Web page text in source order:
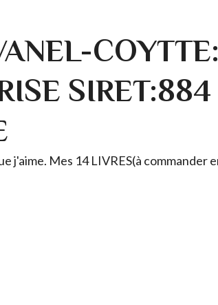
j'aime. Mes 14 LIVRES(à commander